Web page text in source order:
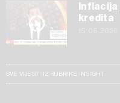
Inflacija
kredita
SVE VIJESTI IZ RUBRIKE INSIGHT